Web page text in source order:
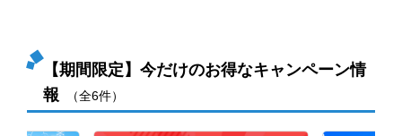
【期間限定】今だけのお得なキャンペーン情
報
（全6件）